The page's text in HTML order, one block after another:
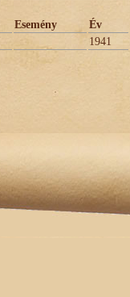
Esemény Év
1941